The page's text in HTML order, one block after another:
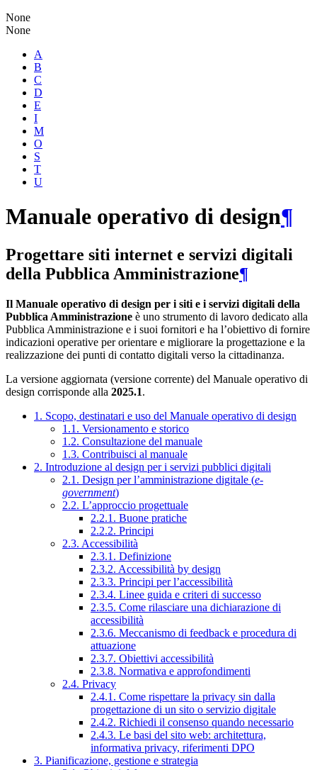
None
None
A
B
C
D
E
I
M
O
S
T
U
Manuale operativo di design¶
Progettare siti internet e servizi digitali
della Pubblica Amministrazione¶
Il Manuale operativo di design per i siti e i servizi digitali della
Pubblica Amministrazione è uno strumento di lavoro dedicato alla
Pubblica Amministrazione e i suoi fornitori e ha l’obiettivo di fornire
indicazioni operative per orientare e migliorare la progettazione e la
realizzazione dei punti di contatto digitali verso la cittadinanza.
La versione aggiornata (versione corrente) del Manuale operativo di
design corrisponde alla 2025.1.
1. Scopo, destinatari e uso del Manuale operativo di design
1.1. Versionamento e storico
1.2. Consultazione del manuale
1.3. Contribuisci al manuale
2. Introduzione al design per i servizi pubblici digitali
2.1. Design per l’amministrazione digitale (e-
government)
2.2. L’approccio progettuale
2.2.1. Buone pratiche
2.2.2. Principi
2.3. Accessibilità
2.3.1. Definizione
2.3.2. Accessibilità by design
2.3.3. Principi per l’accessibilità
2.3.4. Linee guida e criteri di successo
2.3.5. Come rilasciare una dichiarazione di
accessibilità
2.3.6. Meccanismo di feedback e procedura di
attuazione
2.3.7. Obiettivi accessibilità
2.3.8. Normativa e approfondimenti
2.4. Privacy
2.4.1. Come rispettare la privacy sin dalla
progettazione di un sito o servizio digitale
2.4.2. Richiedi il consenso quando necessario
2.4.3. Le basi del sito web: architettura,
informativa privacy, riferimenti DPO
3. Pianificazione, gestione e strategia